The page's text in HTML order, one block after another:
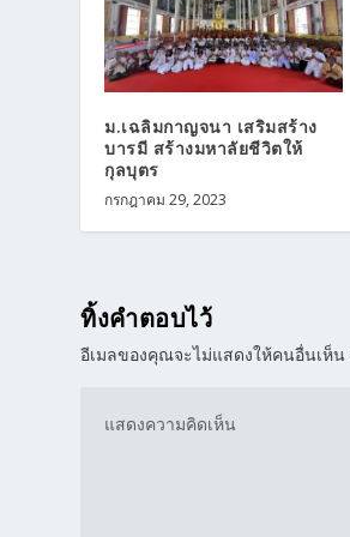
ม.เฉลิมกาญจนา เสริมสร้าง
บารมี สร้างมหาลัยชีวิตให้
กุลบุตร
กรกฎาคม 29, 2023
ทิ้งคำตอบไว้
อีเมลของคุณจะไม่แสดงให้คนอื่นเห็น